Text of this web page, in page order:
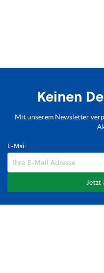
Keinen
Mit unserem Newsletter
E-Mail
Jetzt